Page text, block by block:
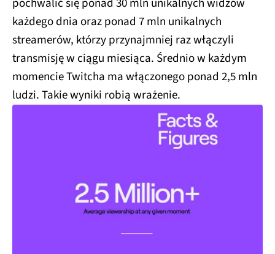
każdego dnia oraz ponad 7 mln unikalnych
streamerów, którzy przynajmniej raz włączyli
transmisję w ciągu miesiąca. Średnio w każdym
momencie Twitcha ma włączonego ponad 2,5 mln
ludzi. Takie wyniki robią wrażenie.